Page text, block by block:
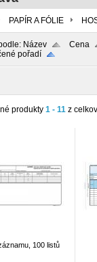
PAPÍR A FÓLIE
Název
Cena
pořadí
produkty 1 - 11 z
100 listů